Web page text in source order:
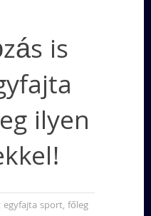
is
ilyen
sport, főleg